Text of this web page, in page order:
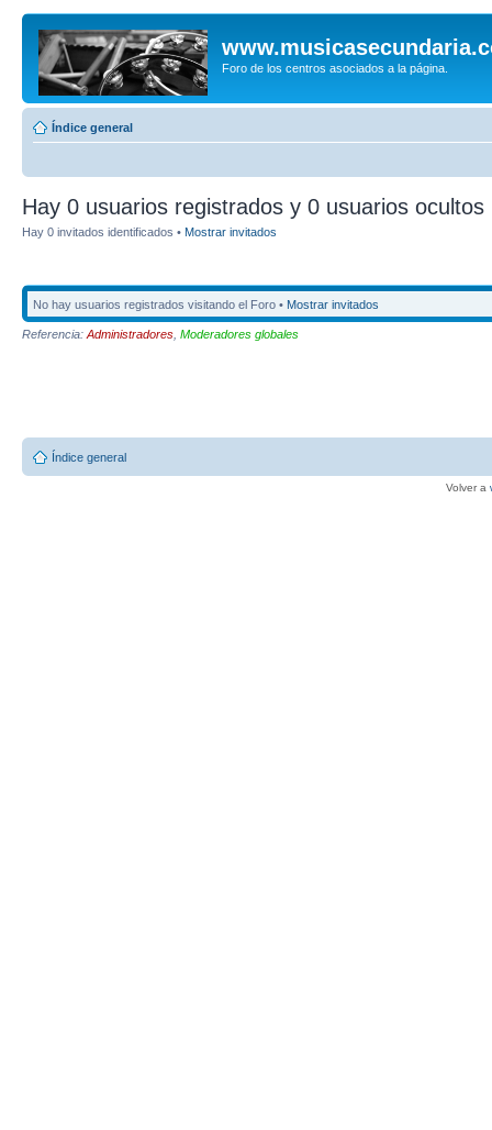
Foro de los centros asociados a la página.
Índice general
Hay 0 usuarios registrados y 0 usuarios ocultos
Hay 0 invitados identificados • Mostrar invitados
No hay usuarios registrados visitando el Foro • Mostrar invitados
Referencia: Administradores Moderadores globales
Índice general
Volver a